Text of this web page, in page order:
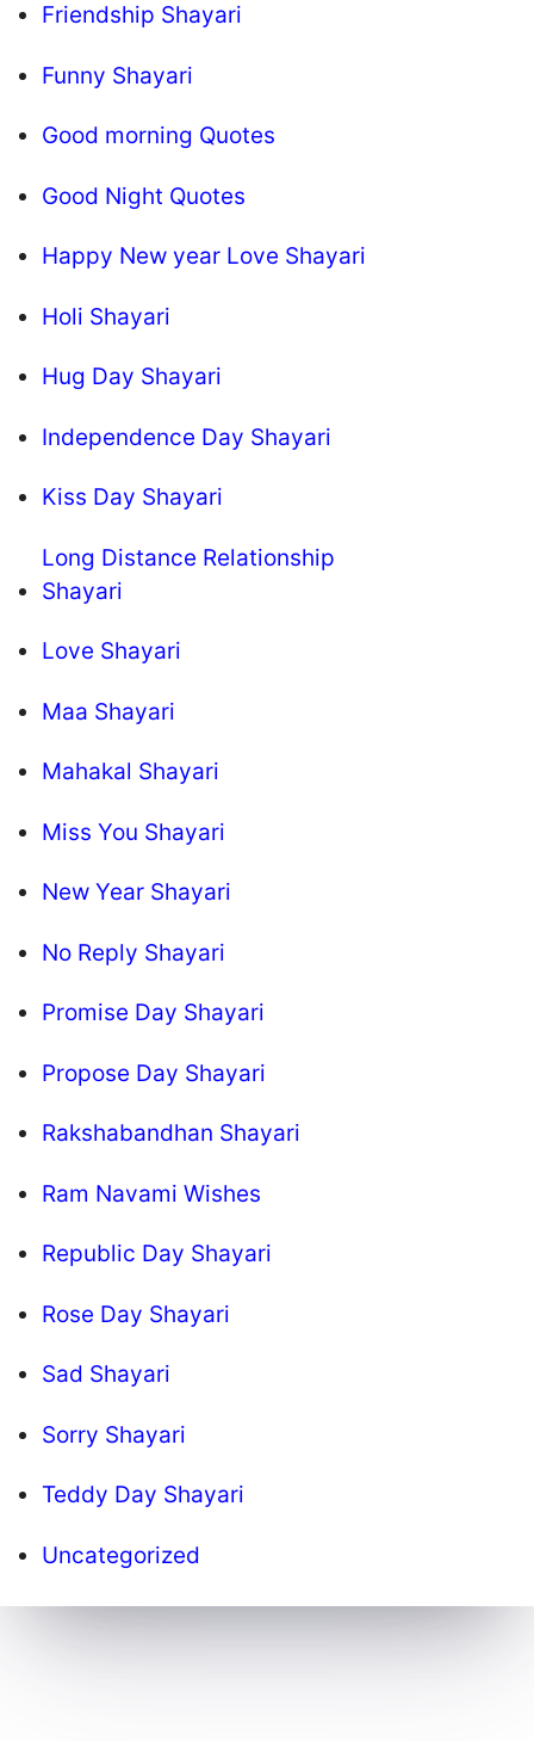
Friendship Shayari
Funny Shayari
Good morning Quotes
Good Night Quotes
Happy New year Love Shayari
Holi Shayari
Hug Day Shayari
Independence Day Shayari
Kiss Day Shayari
Long Distance Relationship
Shayari
Love Shayari
Maa Shayari
Mahakal Shayari
Miss You Shayari
New Year Shayari
No Reply Shayari
Promise Day Shayari
Propose Day Shayari
Rakshabandhan Shayari
Ram Navami Wishes
Republic Day Shayari
Rose Day Shayari
Sad Shayari
Sorry Shayari
Teddy Day Shayari
Uncategorized